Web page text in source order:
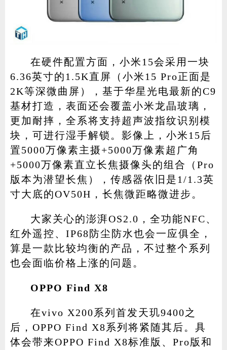
在硬件配置方面，小米15会采用一块
6.36英寸的1.5K直屏（小米15 Pro正面是
2K等深微曲屏），基于华星光电最新的C9
基材打造，表面还会覆盖小米龙晶玻璃，
更加耐摔，全系将支持超声波指纹识别模
块，可进行湿手解锁。影像上，小米15后
置5000万像素主摄+5000万像素超广角
+5000万像素直立长焦摄像头的组合（Pro
版本为潜望长焦），传感器依旧是1/1.3英
寸大底的OV50H，长焦微距略微进步。
大家关心的澎湃OS2.0，全功能NFC、
红外遥控、IP68防尘防水也会一应俱全，
算是一款比较均衡的产品，不过整个系列
也会面临价格上涨的问题。
OPPO Find X8
在vivo X200系列首发天玑9400之
后，OPPO Find X8系列将紧随其后。具
体会带来OPPO Find X8标准版、Pro版和